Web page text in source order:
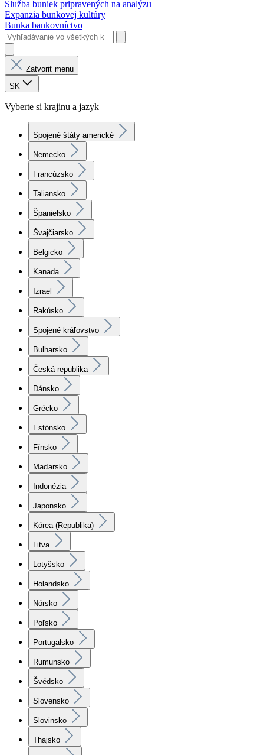
Služba buniek pripravených na analýzu
Expanzia bunkovej kultúry
Bunka bankovníctvo
Zatvoriť menu
SK
Vyberte si krajinu a jazyk
Spojené štáty americké
Nemecko
Francúzsko
Taliansko
Španielsko
Švajčiarsko
Belgicko
Kanada
Izrael
Rakúsko
Spojené kráľovstvo
Bulharsko
Česká republika
Dánsko
Grécko
Estónsko
Fínsko
Maďarsko
Indonézia
Japonsko
Kórea (Republika)
Litva
Lotyšsko
Holandsko
Nórsko
Poľsko
Portugalsko
Rumunsko
Švédsko
Slovensko
Slovinsko
Thajsko